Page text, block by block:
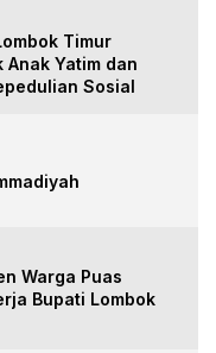
Timur
Yatim dan
Sosial
Warga Puas
Bupati Lombok